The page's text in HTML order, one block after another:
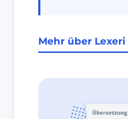
Mehr über